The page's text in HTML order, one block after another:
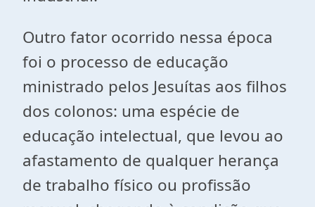
Outro fator ocorrido nessa época
foi o processo de educação
ministrado pelos Jesuítas aos filhos
dos colonos: uma espécie de
educação intelectual, que levou ao
afastamento de qualquer herança
de trabalho físico ou profissão